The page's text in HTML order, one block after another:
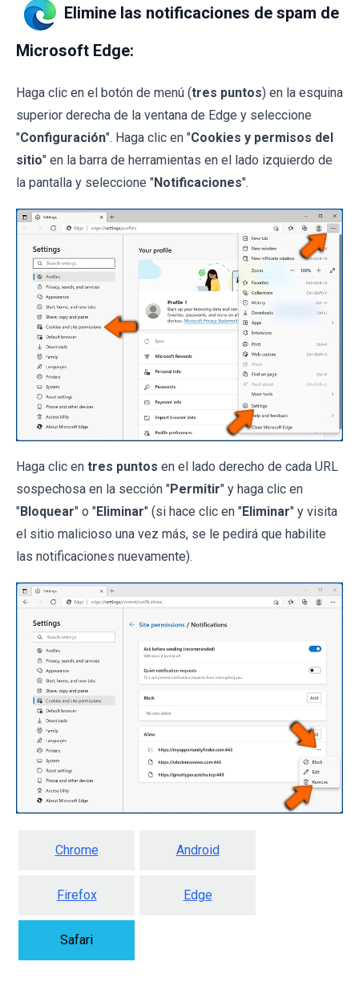
Elimine las notificaciones de spam de
Microsoft Edge:
Haga clic en el botón de menú (tres puntos) en la esquina
superior derecha de la ventana de Edge y seleccione
"Configuración". Haga clic en "Cookies y permisos del
sitio" en la barra de herramientas en el lado izquierdo de
la pantalla y seleccione "Notificaciones".
Haga clic en tres puntos en el lado derecho de cada URL
sospechosa en la sección "Permitir" y haga clic en
"Bloquear" o "Eliminar" (si hace clic en "Eliminar" y visita
el sitio malicioso una vez más, se le pedirá que habilite
las notificaciones nuevamente).
Chrome Android
Firefox Edge
Safari